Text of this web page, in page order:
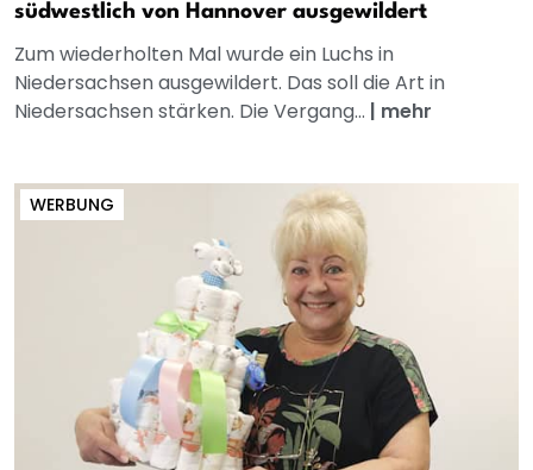
südwestlich von Hannover ausgewildert
Zum wiederholten Mal wurde ein Luchs in
Niedersachsen ausgewildert. Das soll die Art in
Niedersachsen stärken. Die Vergang... | mehr
WERBUNG